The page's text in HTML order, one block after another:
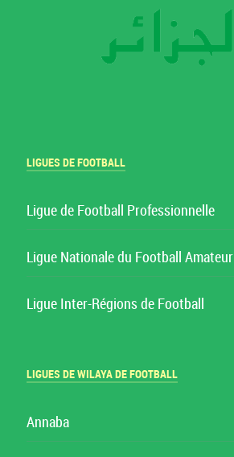
LIGUES DE FOOTBALL
Ligue de Football Professionnelle
Ligue Nationale du Football Amateur
Ligue Inter-Régions de Football
LIGUES DE WILAYA DE FOOTBALL
Annaba